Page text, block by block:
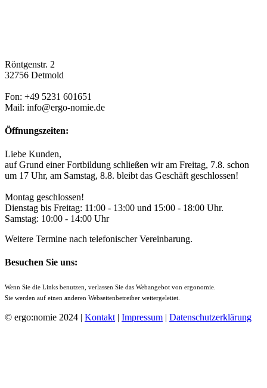
Röntgenstr. 2
32756 Detmold
Fon: +49 5231 601651
Mail: info@ergo-nomie.de
Öffnungszeiten:
Liebe Kunden,
auf Grund einer Fortbildung schließen wir am Freitag, 7.8. schon
um 17 Uhr, am Samstag, 8.8. bleibt das Geschäft geschlossen!
Montag geschlossen!
Dienstag bis Freitag: 11:00 - 13:00 und 15:00 - 18:00 Uhr.
Samstag: 10:00 - 14:00 Uhr
Weitere Termine nach telefonischer Vereinbarung.
Besuchen Sie uns:
Wenn Sie die Links benutzen, verlassen Sie das Webangebot von ergonomie.
Sie werden auf einen anderen Webseitenbetreiber weitergeleitet.
© ergo:nomie 2024 | Kontakt | Impressum | Datenschutzerklärung